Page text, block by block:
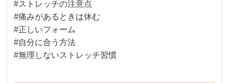
#ストレッチの注意点
#痛みがあるときは休む
#正しいフォーム
#自分に合う方法
#無理しないストレッチ習慣